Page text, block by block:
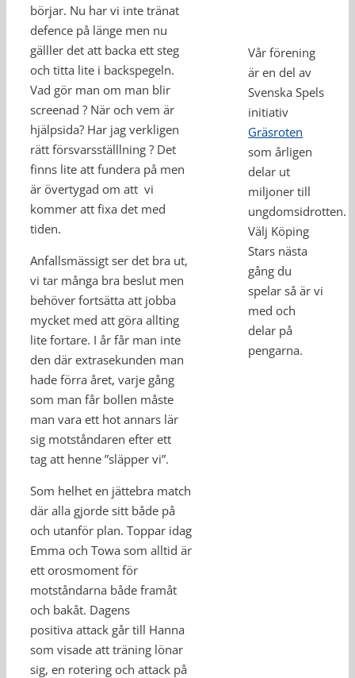
börjar. Nu har vi inte tränat
defence på länge men nu
gälller det att backa ett steg
och titta lite i backspegeln.
Vad gör man om man blir
screenad ? När och vem är
hjälpsida? Har jag verkligen
rätt försvarsställlning ? Det
finns lite att fundera på men
är övertygad om att vi
kommer att fixa det med
tiden.
Anfallsmässigt ser det bra ut,
vi tar många bra beslut men
behöver fortsätta att jobba
mycket med att göra allting
lite fortare. I år får man inte
den där extrasekunden man
hade förra året, varje gång
som man får bollen måste
man vara ett hot annars lär
sig motståndaren efter ett
tag att henne ”släpper vi”.
Som helhet en jättebra match
där alla gjorde sitt både på
och utanför plan. Toppar idag
Emma och Towa som alltid är
ett orosmoment för
motståndarna både framåt
och bakåt. Dagens
positiva attack går till Hanna
som visade att träning lönar
sig, en rotering och attack på
Vår förening
är en del av
Svenska Spels
initiativ
Gräsroten
som årligen
delar ut
miljoner till
ungdomsidrotten.
Välj Köping
Stars nästa
gång du
spelar så är vi
med och
delar på
pengarna.